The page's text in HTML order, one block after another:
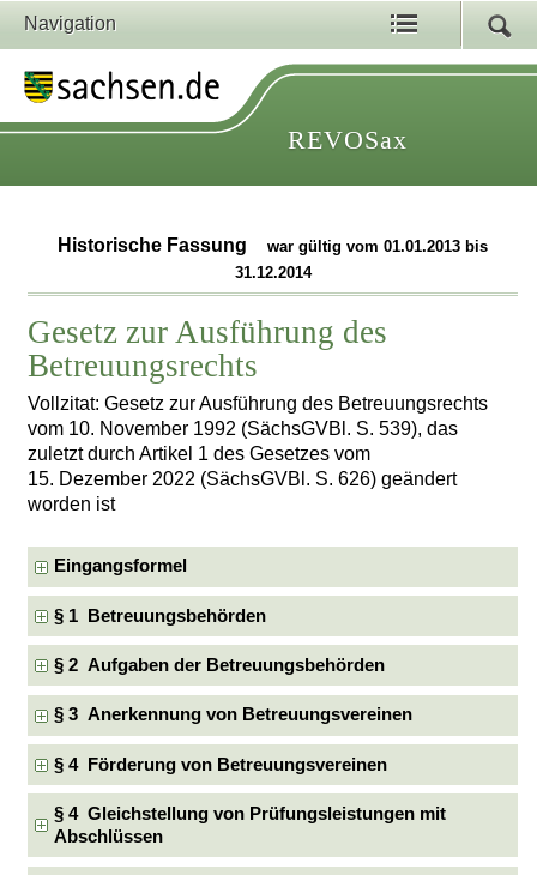
Navigation
REVOSax
Historische Fassung
war gültig vom 01.01.2013 bis
31.12.2014
Gesetz zur Ausführung des
Betreuungsrechts
Vollzitat: Gesetz zur Ausführung des Betreuungsrechts
vom 10. November 1992 (SächsGVBl. S. 539), das
zuletzt durch Artikel 1 des Gesetzes vom
15. Dezember 2022 (SächsGVBl. S. 626) geändert
worden ist
Eingangsformel
§ 1 Betreuungsbehörden
§ 2 Aufgaben der Betreuungsbehörden
§ 3 Anerkennung von Betreuungsvereinen
§ 4 Förderung von Betreuungsvereinen
§ 4 Gleichstellung von Prüfungsleistungen mit
Abschlüssen